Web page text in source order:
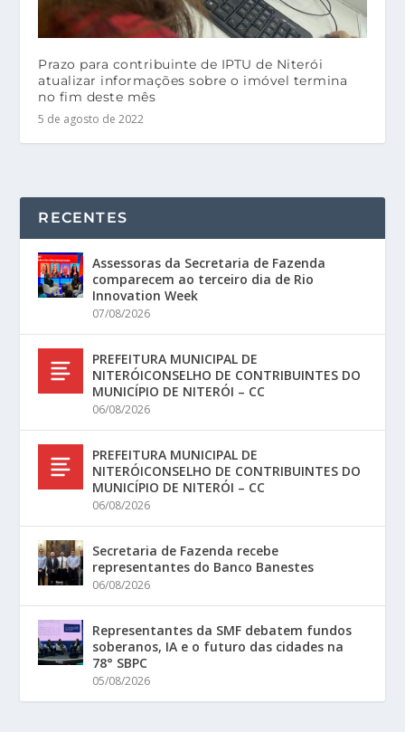
Prazo para contribuinte de IPTU de Niterói
atualizar informações sobre o imóvel termina
no fim deste mês
5 de agosto de 2022
RECENTES
Assessoras da Secretaria de Fazenda
comparecem ao terceiro dia de Rio
Innovation Week
07/08/2026
PREFEITURA MUNICIPAL DE
NITERÓICONSELHO DE CONTRIBUINTES DO
MUNICÍPIO DE NITERÓI – CC
06/08/2026
PREFEITURA MUNICIPAL DE
NITERÓICONSELHO DE CONTRIBUINTES DO
MUNICÍPIO DE NITERÓI – CC
06/08/2026
Secretaria de Fazenda recebe
representantes do Banco Banestes
06/08/2026
Representantes da SMF debatem fundos
soberanos, IA e o futuro das cidades na
78° SBPC
05/08/2026